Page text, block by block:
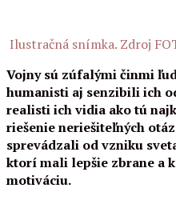
Ilustračná snímka. Zdroj
Vojny sú zúfalými činmi
humanisti aj senzibili ich
realisti ich vidia ako tú
riešenie neriešiteľných
sprevádzali od vzniku
ktorí mali lepšie zbrane a
motiváciu.